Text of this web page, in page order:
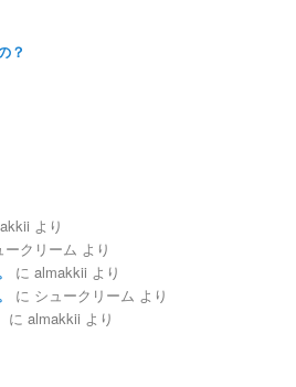
？
より
ークリーム より
にalmakkii より
に シュークリーム より
にalmakkii より